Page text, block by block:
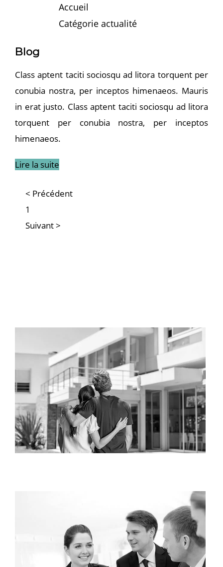
Accueil
Catégorie actualité
Blog
Class aptent taciti sociosqu ad litora torquent per
conubia nostra, per inceptos himenaeos. Mauris
in erat justo. Class aptent taciti sociosqu ad litora
torquent per conubia nostra, per inceptos
himenaeos.
Lire la suite
< Précédent
1
Suivant >